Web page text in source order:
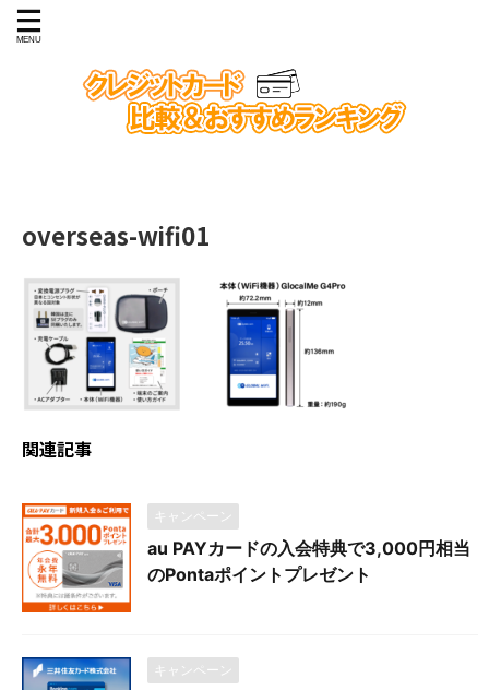
overseas-wifi01
関連記事
キャンペーン
au PAYカードの入会特典で3,000円相当
のPontaポイントプレゼント
キャンペーン